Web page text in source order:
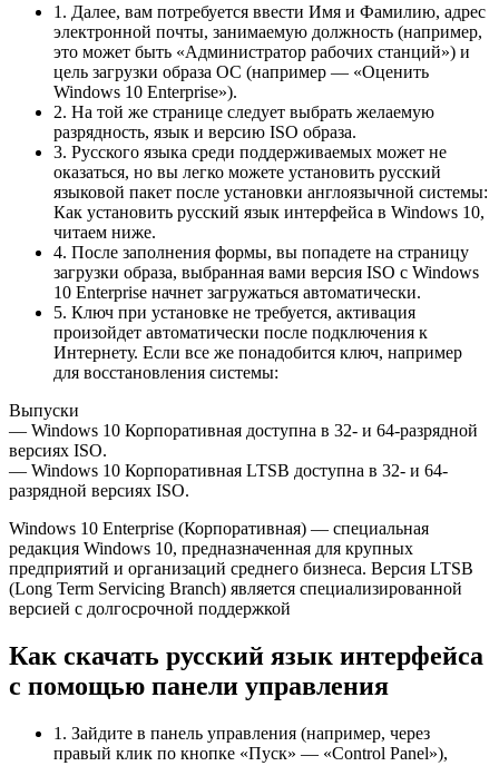
1. Далее, вам потребуется ввести Имя и Фамилию, адрес
электронной почты, занимаемую должность (например,
это может быть «Администратор рабочих станций») и
цель загрузки образа ОС (например — «Оценить
Windows 10 Enterprise»).
2. На той же странице следует выбрать желаемую
разрядность, язык и версию ISO образа.
3. Русского языка среди поддерживаемых может не
оказаться, но вы легко можете установить русский
языковой пакет после установки англоязычной системы:
Как установить русский язык интерфейса в Windows 10,
читаем ниже.
4. После заполнения формы, вы попадете на страницу
загрузки образа, выбранная вами версия ISO с Windows
10 Enterprise начнет загружаться автоматически.
5. Ключ при установке не требуется, активация
произойдет автоматически после подключения к
Интернету. Если все же понадобится ключ, например
для восстановления системы:
Выпуски
— Windows 10 Корпоративная доступна в 32- и 64-разрядной
версиях ISO.
— Windows 10 Корпоративная LTSB доступна в 32- и 64-
разрядной версиях ISO.
Windows 10 Enterprise (Корпоративная) — специальная
редакция Windows 10, предназначенная для крупных
предприятий и организаций среднего бизнеса. Версия LTSB
(Long Term Servicing Branch) является специализированной
версией с долгосрочной поддержкой
Как скачать русский язык интерфейса
с помощью панели управления
1. Зайдите в панель управления (например, через
правый клик по кнопке «Пуск» — «Control Panel»),